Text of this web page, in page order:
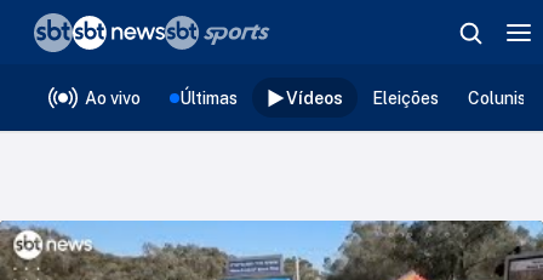
Ao vivo Últimas Vídeos Eleições
❮voltar
Editorias